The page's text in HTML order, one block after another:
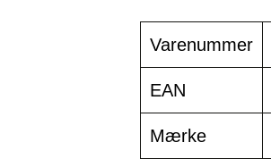
Varenummer
EAN
Mærke